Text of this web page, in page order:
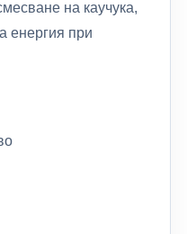
на каучука,
енергия при